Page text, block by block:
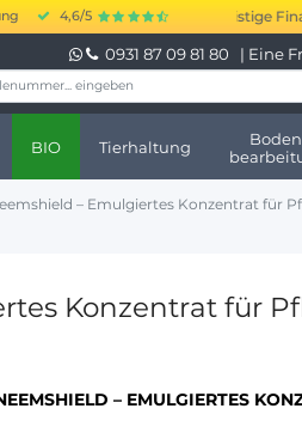
4,6/5
bis 250.000 € kurzfristige
0931 87 09 81 80 | Eine
BIO Tierhaltung
– Emulgiertes Konzentrat für
Konzentrat für
– EMULGIERTES